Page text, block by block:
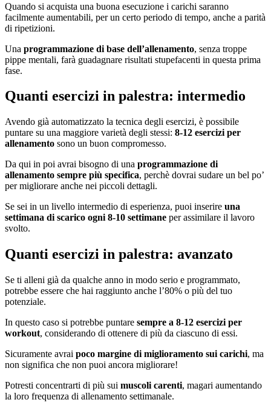
Quando si acquista una buona esecuzione i carichi saranno
facilmente aumentabili, per un certo periodo di tempo, anche a parità
di ripetizioni.
Una programmazione di base dell’allenamento, senza troppe
pippe mentali, farà guadagnare risultati stupefacenti in questa prima
fase.
Quanti esercizi in palestra: intermedio
Avendo già automatizzato la tecnica degli esercizi, è possibile
puntare su una maggiore varietà degli stessi: 8-12 esercizi per
allenamento sono un buon compromesso.
Da qui in poi avrai bisogno di una programmazione di
allenamento sempre più specifica, perchè dovrai sudare un bel po’
per migliorare anche nei piccoli dettagli.
Se sei in un livello intermedio di esperienza, puoi inserire una
settimana di scarico ogni 8-10 settimane per assimilare il lavoro
svolto.
Quanti esercizi in palestra: avanzato
Se ti alleni già da qualche anno in modo serio e programmato,
potrebbe essere che hai raggiunto anche l’80% o più del tuo
potenziale.
In questo caso si potrebbe puntare sempre a 8-12 esercizi per
workout, considerando di ottenere di più da ciascuno di essi.
Sicuramente avrai poco margine di miglioramento sui carichi, ma
non significa che non puoi ancora migliorare!
Potresti concentrarti di più sui muscoli carenti, magari aumentando
la loro frequenza di allenamento settimanale.